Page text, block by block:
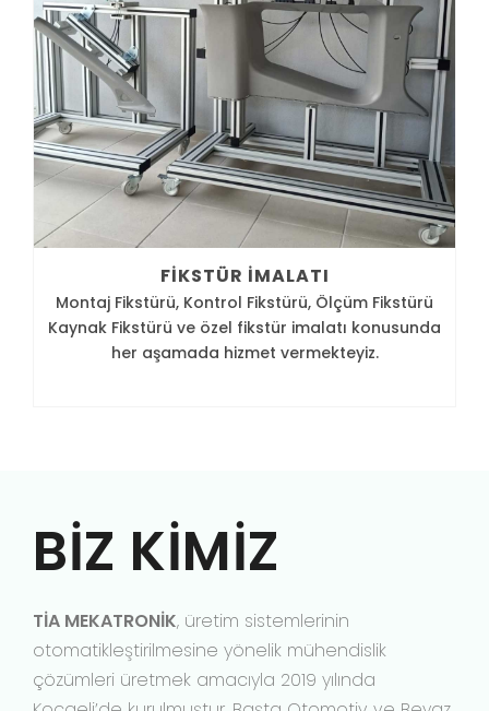
FIKSTÜR İMALATI
Montaj Fikstürü, Kontrol Fikstürü, Ölçüm Fikstürü
Kaynak Fikstürü ve özel fikstür imalatı konusunda
her aşamada hizmet vermekteyiz.
BİZ KİMİZ
TİA MEKATRONİK, üretim sistemlerinin
otomatikleştirilmesine yönelik mühendislik
çözümleri üretmek amacıyla 2019 yılında